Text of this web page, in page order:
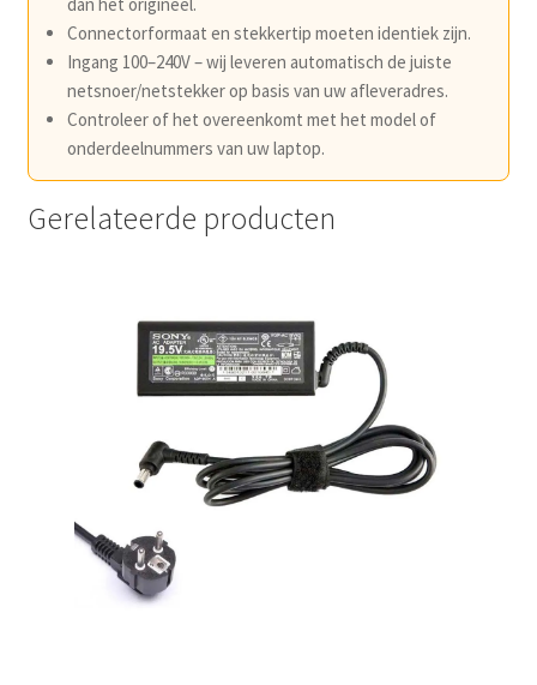
Connectorformaat en stekkertip moeten identiek zijn.
Ingang 100–240V – wij leveren automatisch de juiste
netsnoer/netstekker op basis van uw afleveradres.
Controleer of het overeenkomt met het model of
onderdeelnummers van uw laptop.
Gerelateerde producten